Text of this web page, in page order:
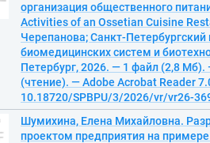
организация общественного
Activities of an Ossetian Cuisine
Черепанова; Санкт-Петербургский
биомедицинских систем и
Петербург, 2026. — 1 файл (2,8 Мб).
(чтение). — Adobe Acrobat Reader
10.18720/SPBPU/3/2026/vr/vr26-
Шумихина, Елена Михайловна.
проектом предприятия на